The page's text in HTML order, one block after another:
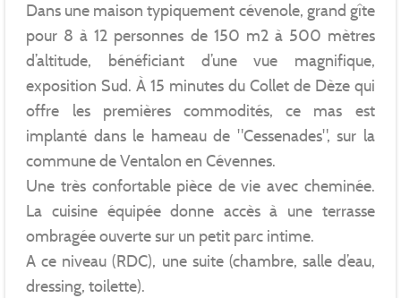
Dans une maison typiquement cévenole, grand gîte
pour 8 à 12 personnes de 150 m2 à 500 mètres
d’altitude, bénéficiant d’une vue magnifique,
exposition Sud. À 15 minutes du Collet de Dèze qui
offre les premières commodités, ce mas est
implanté dans le hameau de "Cessenades", sur la
commune de Ventalon en Cévennes.
Une très confortable pièce de vie avec cheminée.
La cuisine équipée donne accès à une terrasse
ombragée ouverte sur un petit parc intime.
A ce niveau (RDC), une suite (chambre, salle d’eau,
dressing, toilette).